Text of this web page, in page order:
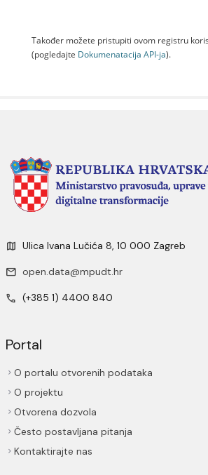
Također možete pristupiti ovom registru
(pogledajte Dokumenаtаcijа API-jа).